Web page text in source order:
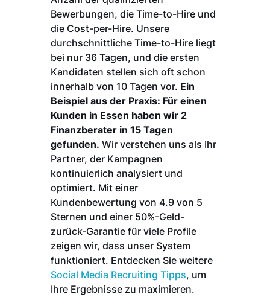
Bewerbungen, die Time-to-Hire und
die Cost-per-Hire. Unsere
durchschnittliche Time-to-Hire liegt
bei nur 36 Tagen, und die ersten
Kandidaten stellen sich oft schon
innerhalb von 10 Tagen vor. Ein
Beispiel aus der Praxis: Für einen
Kunden in Essen haben wir 2
Finanzberater in 15 Tagen
gefunden. Wir verstehen uns als Ihr
Partner, der Kampagnen
kontinuierlich analysiert und
optimiert. Mit einer
Kundenbewertung von 4.9 von 5
Sternen und einer 50%-Geld-
zurück-Garantie für viele Profile
zeigen wir, dass unser System
funktioniert. Entdecken Sie weitere
Social Media Recruiting Tipps, um
Ihre Ergebnisse zu maximieren.